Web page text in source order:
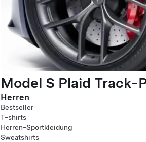
Model S Plaid Track-
Herren
Bestseller
T-shirts
Herren-Sportkleidung
Sweatshirts